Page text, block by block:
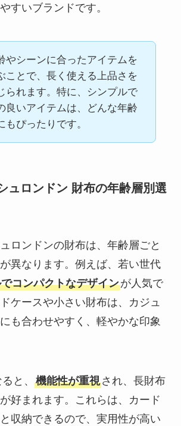
すいブランドです。
やシーンに合ったアイテムを
ことで、長く使える上品さを
られます。特に、シンプルで
良いアイテムは、どんな年齢
もぴったりです。
ュロンドン 財布の年齢層別選
ロンドンの財布は、年齢層ごと
異なります。例えば、若い世代
コンパクトなデザインが人気で
ケースや小さい財布は、カジュ
も合わせやすく、軽やかな印象
と、 機能性が重視され、長財布
好まれます。これらは、カード
収納できるので、実用性が高い